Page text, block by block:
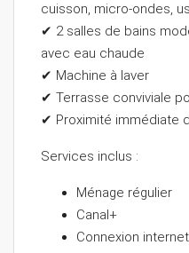
cuisson, micro-ondes,
✔ 2 salles de bains
avec eau chaude
✔ Machine à laver
✔ Terrasse conviviale
✔ Proximité immédiate
Services inclus :
Ménage régulier
Canal+
Connexion